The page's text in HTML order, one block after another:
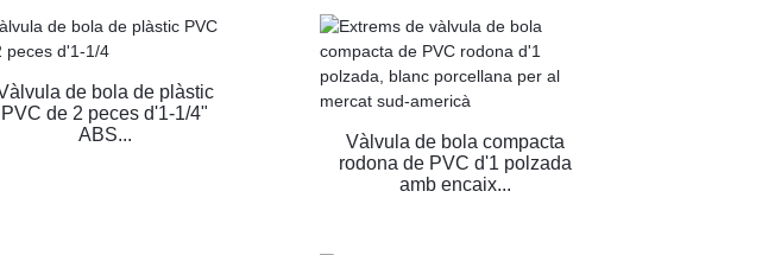
de bola de plàstic
PVC de 2 peces d'1-1/4"
ABS...
Vàlvula de bola compacta
rodona de PVC d'1 polzada
amb encaix...